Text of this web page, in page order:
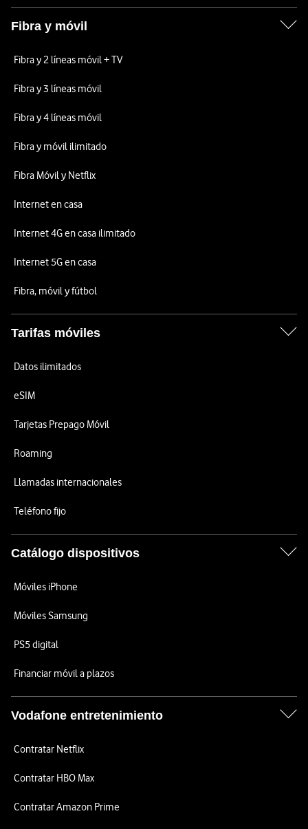
Fibra y móvil
Fibra y 2 líneas móvil + TV
Fibra y 3 líneas móvil
Fibra y 4 líneas móvil
Fibra y móvil ilimitado
Fibra Móvil y Netflix
Internet en casa
Internet 4G en casa ilimitado
Internet 5G en casa
Fibra, móvil y fútbol
Tarifas móviles
Datos ilimitados
eSIM
Tarjetas Prepago Móvil
Roaming
Llamadas internacionales
Teléfono fijo
Catálogo dispositivos
Móviles iPhone
Móviles Samsung
PS5 digital
Financiar móvil a plazos
Vodafone entretenimiento
Contratar Netflix
Contratar HBO Max
Contratar Amazon Prime